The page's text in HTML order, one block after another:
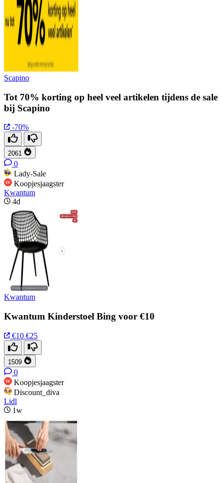
Scapino
Tot 70% korting op heel veel artikelen tijdens de sale
bij Scapino
-70%
2061
0
Lady-Sale
Koopjesjaagster
Kwantum
4d
Kwantum
Kwantum Kinderstoel Bing voor €10
€10 €25
1509
0
Koopjesjaagster
Discount_diva
Lidl
1w